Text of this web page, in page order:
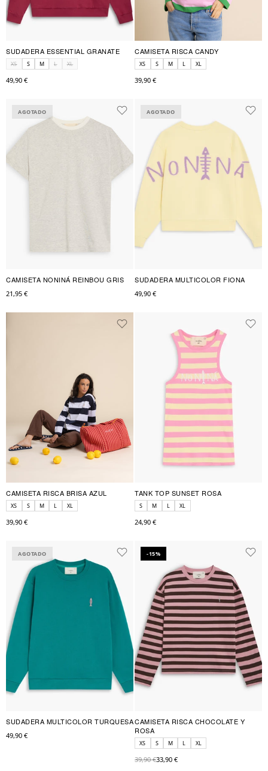
SUDADERA ESSENTIAL GRANATE
XS S M L XL
49,90 €
CAMISETA RISCA CANDY
XS S M L XL
39,90 €
AGOTADO
CAMISETA NONINÁ REINBOU GRIS
21,95 €
AGOTADO
SUDADERA MULTICOLOR FIONA
49,90 €
CAMISETA RISCA BRISA AZUL
XS S M L XL
39,90 €
TANK TOP SUNSET ROSA
S M L XL
24,90 €
AGOTADO
SUDADERA MULTICOLOR TURQUESA
49,90 €
-15%
CAMISETA RISCA CHOCOLATE Y
ROSA
XS S M L XL
39,90 €33,90 €